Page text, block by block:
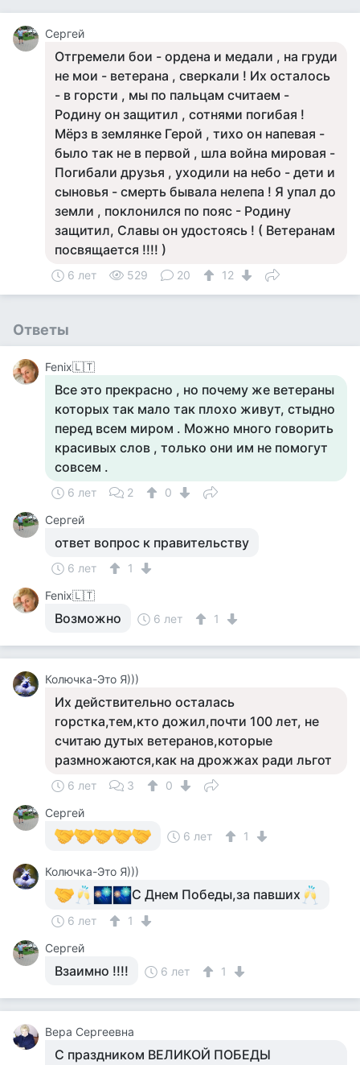
Сергей
Отгремели бои - ордена и медали , на груди
не мои - ветерана , сверкали ! Их осталось
- в горсти , мы по пальцам считаем -
Родину он защитил , сотнями погибая !
Мёрз в землянке Герой , тихо он напевая -
было так не в первой , шла война мировая -
Погибали друзья , уходили на небо - дети и
сыновья - смерть бывала нелепа ! Я упал до
земли , поклонился по пояс - Родину
защитил, Славы он удостоясь ! ( Ветеранам
посвящается !!!! )
6 лет 529 20 12
Ответы
Fenix🇱🇹
Все это прекрасно , но почему же ветераны
которых так мало так плохо живут, стыдно
перед всем миром . Можно много говорить
красивых слов , только они им не помогут
совсем .
6 лет 2
0
Сергей
ответ вопрос к правительству
6 лет
1
Fenix🇱🇹
Возможно 6 лет 1
Колючка-Это Я)))
Их действительно осталась
горстка,тем,кто дожил,почти 100 лет, не
считаю дутых ветеранов,которые
размножаются,как на дрожжах ради льгот
6 лет 3
0
Сергей
6 лет
1
Колючка-Это Я)))
С Днем Победы,за павших
6 лет
1
Сергей
Взаимно !!!! 6 лет 1
Вера Сергеевна
С праздником ВЕЛИКОЙ ПОБЕДЫ